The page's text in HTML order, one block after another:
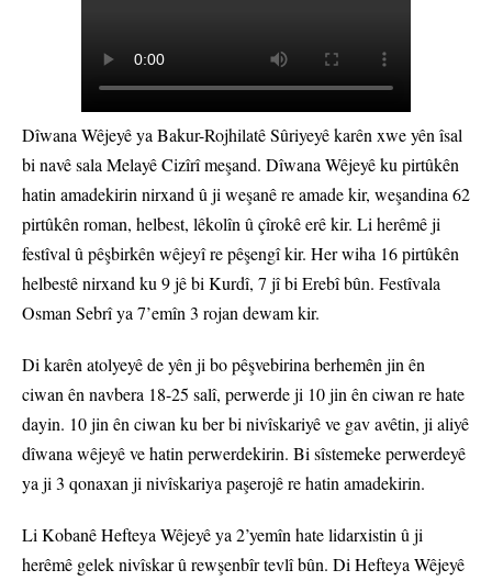
Dîwana Wêjeyê ya Bakur-Rojhilatê Sûriyeyê karên xwe yên îsal
bi navê sala Melayê Cizîrî meşand. Dîwana Wêjeyê ku pirtûkên
hatin amadekirin nirxand û ji weşanê re amade kir, weşandina 62
pirtûkên roman, helbest, lêkolîn û çîrokê erê kir. Li herêmê ji
festîval û pêşbirkên wêjeyî re pêşengî kir. Her wiha 16 pirtûkên
helbestê nirxand ku 9 jê bi Kurdî, 7 jî bi Erebî bûn. Festîvala
Osman Sebrî ya 7’emîn 3 rojan dewam kir.
Di karên atolyeyê de yên ji bo pêşvebirina berhemên jin ên
ciwan ên navbera 18-25 salî, perwerde ji 10 jin ên ciwan re hate
dayin. 10 jin ên ciwan ku ber bi nivîskariyê ve gav avêtin, ji aliyê
dîwana wêjeyê ve hatin perwerdekirin. Bi sîstemeke perwerdeyê
ya ji 3 qonaxan ji nivîskariya paşerojê re hatin amadekirin.
Li Kobanê Hefteya Wêjeyê ya 2’yemîn hate lidarxistin û ji
herêmê gelek nivîskar û rewşenbîr tevlî bûn. Di Hefteya Wêjeyê